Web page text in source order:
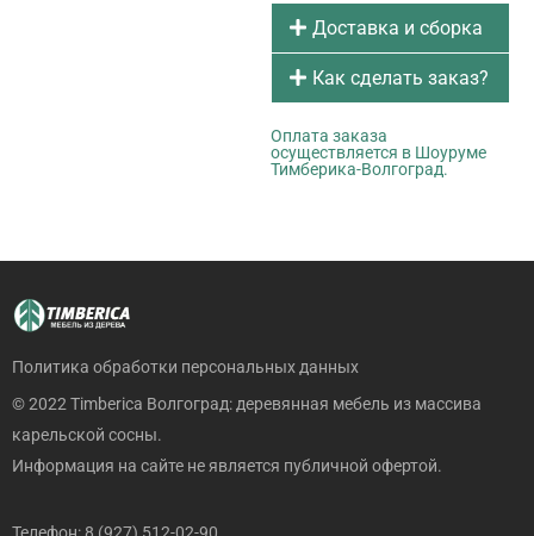
Доставка и сборка
Как сделать заказ?
Оплата заказа
осуществляется в Шоуруме
Тимберика-Волгоград.
Политика обработки персональных данных
© 2022 Timberica Волгоград: деревянная мебель из массива
карельской сосны.
Информация на сайте не является публичной офертой.
Телефон: 8 (927) 512-02-90